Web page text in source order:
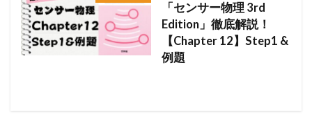
「センサー物理 3rd
Edition」徹底解説！
【Chapter 12】Step1 &
例題